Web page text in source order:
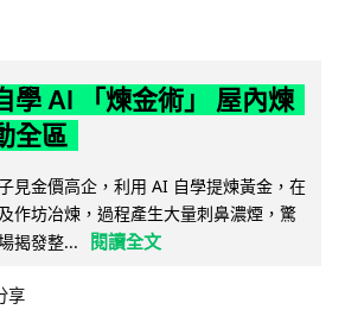
學 AI 「煉金術」 屋內煉
全區
見金價高企，利用 AI 自學提煉黃金，在
作坊冶煉，過程產生大量刺鼻濃煙，驚
揭發整...
閱讀全文
享